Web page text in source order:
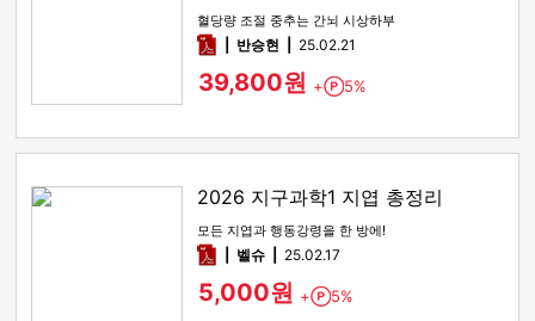
혈당량 조절 중추는 간뇌 시상하부
pdf반승현 25.02.21
39,800원 + Point
5%
2026 지구과학1 지엽 총정리
모든 지엽과 행동강령을 한 방에!
pdf벨슈 25.02.17
5,000원 + Point
5%